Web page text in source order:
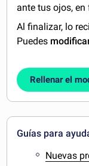
ante tus ojos,
Al finalizar, lo
Puedes
Rellenar el
Guías para
Nuevas